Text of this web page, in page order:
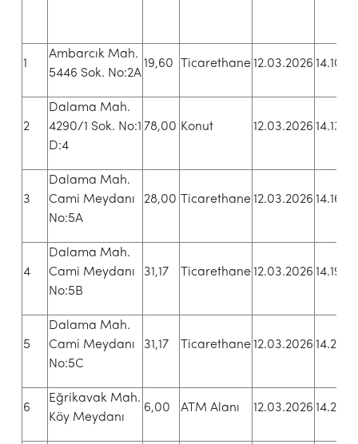
1
Ambarcık Mah.
5446 Sok. No:2A
19,60 Ticarethane12.03.2026 14.10
2
Dalama Mah.
4290/1 Sok. No:1
D:4
78,00 Konut 12.03.2026 14.13
3
Dalama Mah.
Cami Meydanı
No:5A
28,00 Ticarethane12.03.2026 14.16
4
Dalama Mah.
Cami Meydanı
No:5B
31,17 Ticarethane12.03.2026 14.19
5
Dalama Mah.
Cami Meydanı
No:5C
31,17 Ticarethane12.03.2026 14.22
6
Eğrikavak Mah.
Köy Meydanı
6,00 ATM Alanı 12.03.2026 14.25